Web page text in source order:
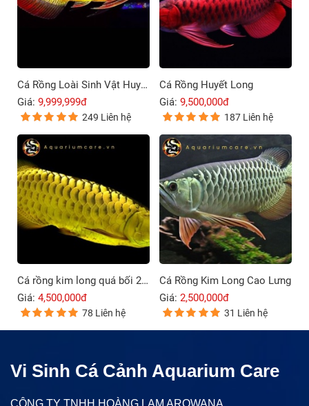
Cá Rồng Loài Sinh Vật Huyền Bí Và Đầy Sức Mạnh
Giá: 9,999,999đ
249 Liên hệ
Cá Rồng Huyết Long
Giá: 9,500,000đ
187 Liên hệ
Cá rồng kim long quá bối 24K9999
Giá: 4,500,000đ
78 Liên hệ
Cá Rồng Kim Long Cao Lưng
Giá: 2,500,000đ
31 Liên hệ
Vi Sinh Cá Cảnh Aquarium Care